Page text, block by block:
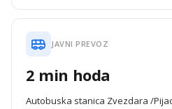
JAVNI PREVOZ
2 min hoda
Autobuska stanica Zvezdara /